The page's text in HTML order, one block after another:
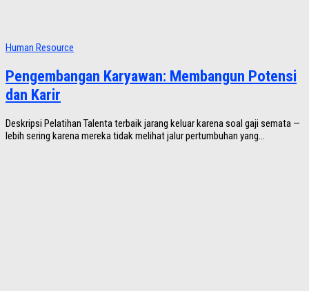
Human Resource
Pengembangan Karyawan: Membangun Potensi
dan Karir
Deskripsi Pelatihan Talenta terbaik jarang keluar karena soal gaji semata —
lebih sering karena mereka tidak melihat jalur pertumbuhan yang...